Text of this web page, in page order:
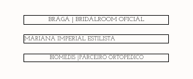
BRAGA | BRIDALROOM OFICIAL
MARIANA IMPERIAL ESTILISTA
BIOMEDIS |PARCEIRO ORTOPÉDICO